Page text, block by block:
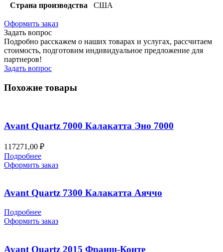
Страна производства США
Оформить заказ
Задать вопрос
Подробно расскажем о наших товарах и услугах, рассчитаем
стоимость, подготовим индивидуальное предложение для
партнеров!
Задать вопрос
Похожие товары
Avant Quartz 7000 Калакатта Эно 7000
117271,00 ₽
Подробнее
Оформить заказ
Avant Quartz 7300 Калакатта Аяччо
Подробнее
Оформить заказ
Avant Quartz 2015 Франш-Конте